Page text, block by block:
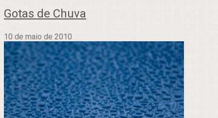
Gotas de Chuva
10 de maio de 2010